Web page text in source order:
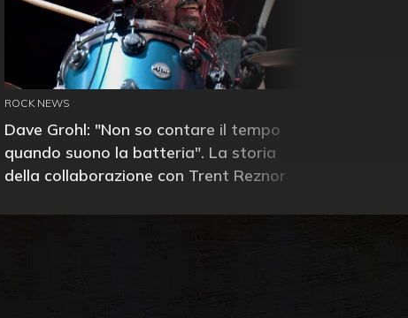
ROCK NEWS
Dave Grohl: "Non so contare il tempo
quando suono la batteria". La storia
della collaborazione con Trent Reznor